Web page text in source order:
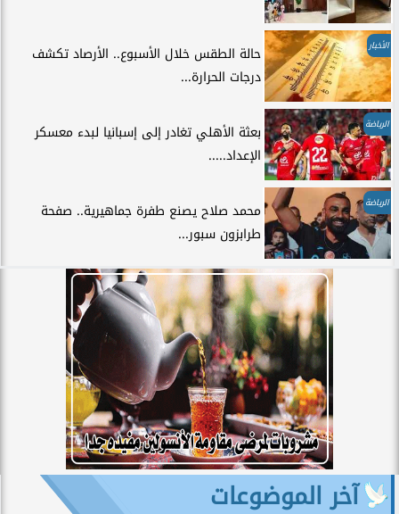
الأخبار
حالة الطقس خلال الأسبوع.. الأرصاد تكشف
درجات الحرارة...
الرياضة
بعثة الأهلي تغادر إلى إسبانيا لبدء معسكر
الإعداد.....
الرياضة
محمد صلاح يصنع طفرة جماهيرية.. صفحة
طرابزون سبور...
آخر الموضوعات